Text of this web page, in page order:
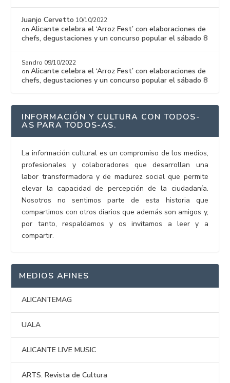
Juanjo Cervetto 10/10/2022
onAlicante celebra el ‘Arroz Fest’ con elaboraciones de
chefs, degustaciones y un concurso popular el sábado 8
Sandro 09/10/2022
onAlicante celebra el ‘Arroz Fest’ con elaboraciones de
chefs, degustaciones y un concurso popular el sábado 8
INFORMACIÓN Y CULTURA CON TODOS-
AS PARA TODOS-AS.
La información cultural es un compromiso de los medios,
profesionales y colaboradores que desarrollan una
labor transformadora y de madurez social que permite
elevar la capacidad de percepción de la ciudadanía.
Nosotros no sentimos parte de esta historia que
compartimos con otros diarios que además son amigos y,
por tanto, respaldamos y os invitamos a leer y a
compartir.
MEDIOS AFINES
ALICANTEMAG
UALA
ALICANTE LIVE MUSIC
ARTS. Revista de Cultura